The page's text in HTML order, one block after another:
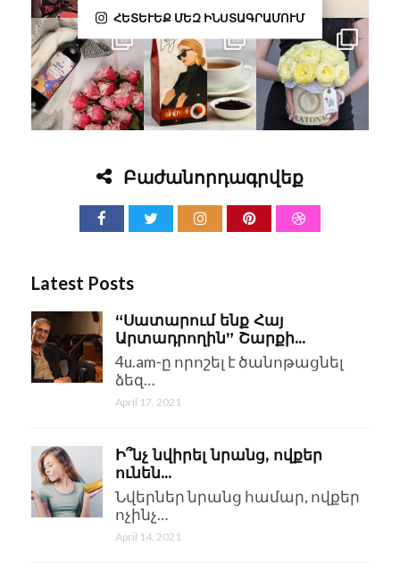
ՀԵՏԵՒԵՔ ՄԵԶ ԻՆՍՏԱԳՐԱՄՈՒՄ
Բաժանորդագրվեք
Latest Posts
“Սատարում ենք Հայ
Արտադրողին” Շարքի...
4u.am-ը որոշել է ծանոթացնել
ձեզ…
April 17, 2021
Ի՞նչ նվիրել նրանց, ովքեր
ունեն...
Նվերներ նրանց համար, ովքեր
ոչինչ…
April 14, 2021